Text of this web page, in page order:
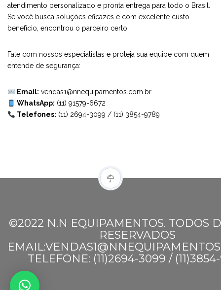
atendimento personalizado e pronta entrega para todo o Brasil.
Se você busca soluções eficazes e com excelente custo-
benefício, encontrou o parceiro certo.
Fale com nossos especialistas e proteja sua equipe com quem
entende de segurança:
Email: vendas1@nnequipamentos.com.br
WhatsApp: (11) 91579-6672
Telefones: (11) 2694-3099 / (11) 3854-9789
©2022 N.N EQUIPAMENTOS. TODOS
RESERVADOS
TELEFONE: (11)2694-3099 /